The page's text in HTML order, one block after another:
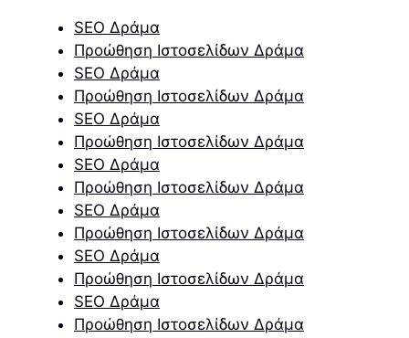
SEO Δράμα
Προώθηση Ιστοσελίδων Δράμα
SEO Δράμα
Προώθηση Ιστοσελίδων Δράμα
SEO Δράμα
Προώθηση Ιστοσελίδων Δράμα
SEO Δράμα
Προώθηση Ιστοσελίδων Δράμα
SEO Δράμα
Προώθηση Ιστοσελίδων Δράμα
SEO Δράμα
Προώθηση Ιστοσελίδων Δράμα
SEO Δράμα
Προώθηση Ιστοσελίδων Δράμα